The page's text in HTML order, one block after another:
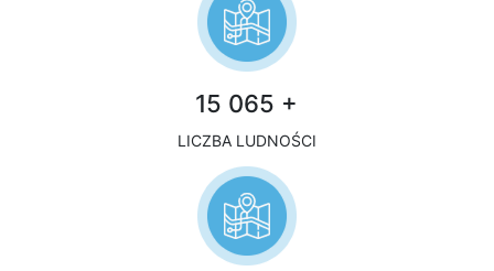
15 065 +
LICZBA LUDNOŚCI